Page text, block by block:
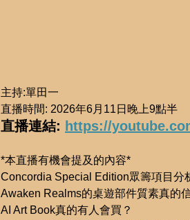
主持:單田一
直播時間: 2026年6月11日晚上9點半
直播連結: https://
*本直播有機會提及的內容*
Concordia Special Edition眾籌項目分
Awaken Realms的桌遊部件質素真的
AI Art Book真的有人會買？